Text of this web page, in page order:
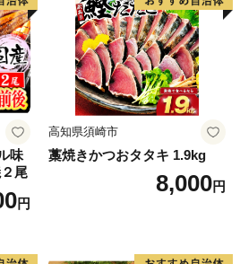
味
尾
円
高知県須崎市
藁焼きかつおタタキ 1.9kg
8,000円